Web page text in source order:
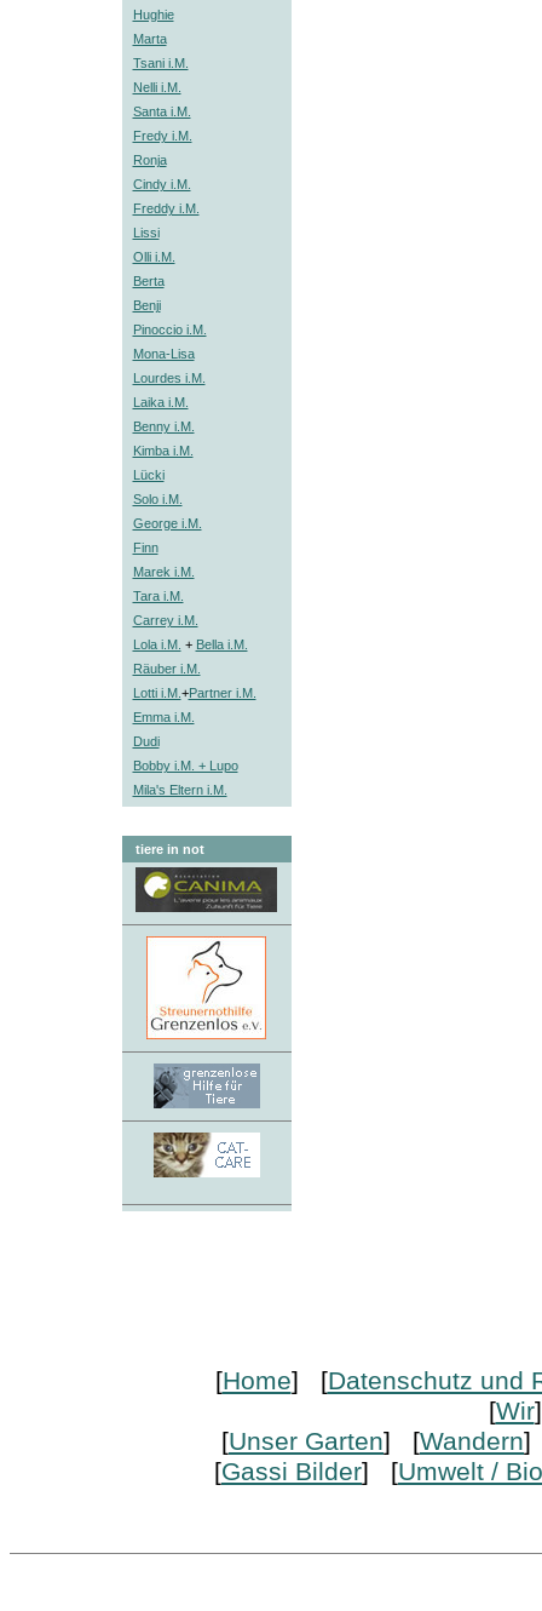
Hughie
Marta
Tsani i.M.
Nelli i.M.
Santa i.M.
Fredy i.M.
Ronja
Cindy i.M.
Freddy i.M.
Lissi
Olli i.M.
Berta
Benji
Pinoccio i.M.
Mona-Lisa
Lourdes i.M.
Laika i.M.
Benny i.M.
Kimba i.M.
Lücki
Solo i.M.
George i.M.
Finn
Marek i.M.
Tara i.M.
Carrey i.M.
Lola i.M. + Bella i.M.
Räuber i.M.
Lotti i.M. +Partner i.M.
Emma i.M.
Dudi
Bobby i.M. + Lupo
Mila's Eltern i.M.
tiere in not
[Home] [Datenschutz und
[Wir
[Unser Garten] [Wandern]
[Gassi Bilder] [Umwelt / Bio